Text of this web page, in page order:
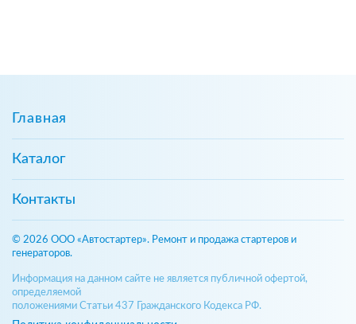
Главная
Каталог
Контакты
© 2026 ООО «Автостартер». Ремонт и продажа стартеров и
генераторов.
Информация на данном сайте не является публичной офертой,
определяемой
положениями Статьи 437 Гражданского Кодекса РФ.